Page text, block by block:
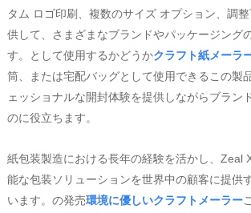
タム ロゴ印刷、複数のサイズ オプション、調
供して、さまざまなブランドやパッケージング
す。として使用するかどうかクラフト紙メーラ
筒、または宅配バッグとして使用できるこの製
ェッショナルな開封体験を提供しながらブラン
のに役立ちます。
紙包装製造における長年の経験を活かし、Zeal
能な包装ソリューションを世界中の顧客に提供
います。の発売環境に優しいクラフトメーラー